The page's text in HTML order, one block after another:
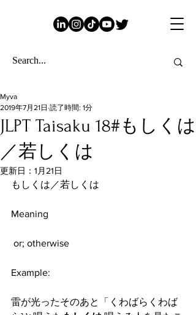
JLPT Taisaku 18#もしくは
／若しくは
Myva
2019年7月21日 読了時間: 1分
更新日： 1月21日
もしくは／若しくは
Meaning
or; otherwise
Example:
雷が光ったそのあと「くわばらくわば